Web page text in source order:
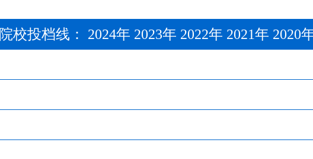
院校投档线： 2024年 2023年 2022年 2021年 2020